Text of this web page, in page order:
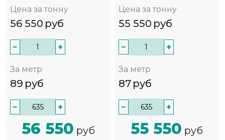
Цена за тонну
56 550 руб
− +
За метр
89 руб
− +
56 550 руб
Цена за тонну
55 550 руб
− +
За метр
87 руб
− +
55 550 руб